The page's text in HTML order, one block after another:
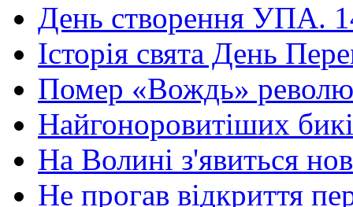
День створення УПА.
Історія свята День
Помер «Вождь»
Найгоноровитіших
На Волині з'явиться
Не прогав відкриття